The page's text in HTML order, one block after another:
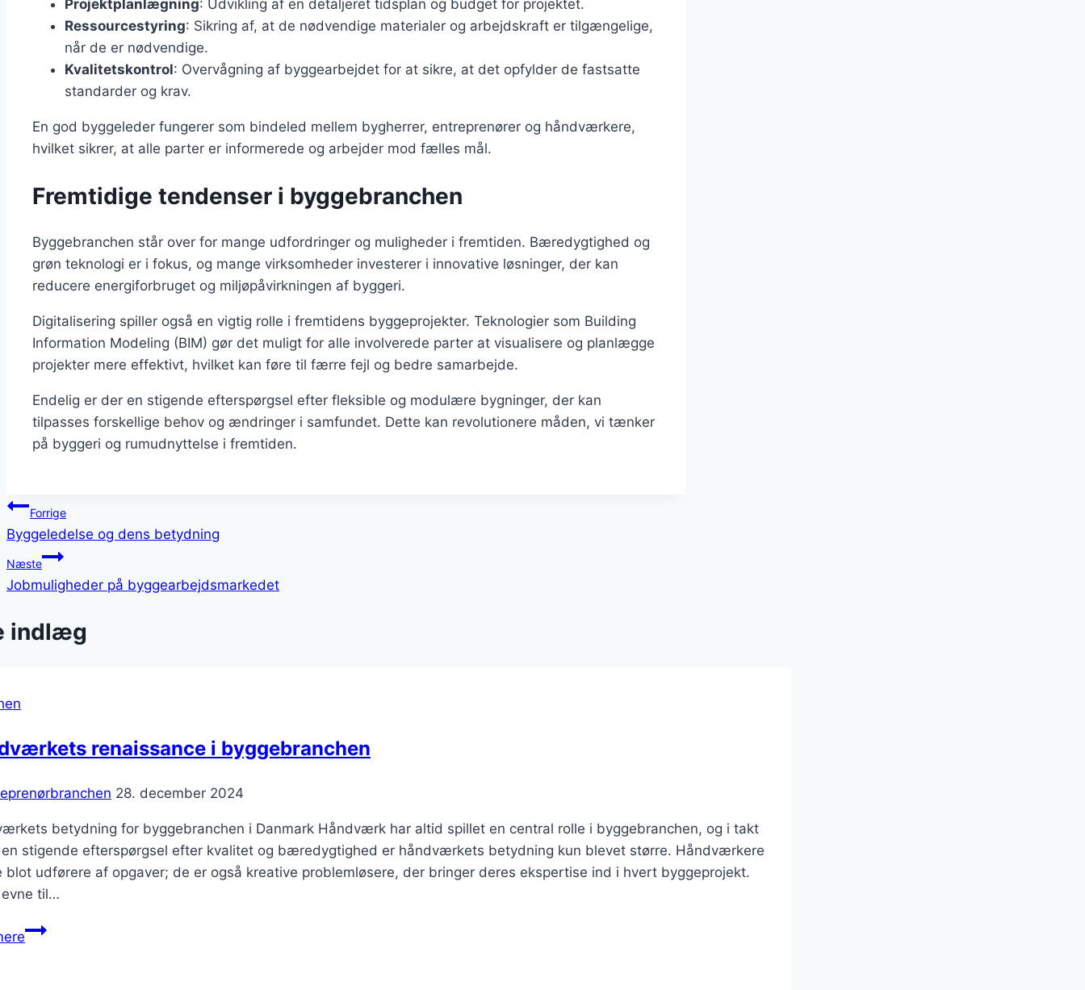
Projektplanlægning: Udvikling af en detaljeret tidsplan og budget for projektet.
Ressourcestyring: Sikring af, at de nødvendige materialer og arbejdskraft er tilgængelige,
når de er nødvendige.
Kvalitetskontrol: Overvågning af byggearbejdet for at sikre, at det opfylder de fastsatte
standarder og krav.
En god byggeleder fungerer som bindeled mellem bygherrer, entreprenører og håndværkere,
hvilket sikrer, at alle parter er informerede og arbejder mod fælles mål.
Fremtidige tendenser i byggebranchen
Byggebranchen står over for mange udfordringer og muligheder i fremtiden. Bæredygtighed og
grøn teknologi er i fokus, og mange virksomheder investerer i innovative løsninger, der kan
reducere energiforbruget og miljøpåvirkningen af byggeri.
Digitalisering spiller også en vigtig rolle i fremtidens byggeprojekter. Teknologier som Building
Information Modeling (BIM) gør det muligt for alle involverede parter at visualisere og planlægge
projekter mere effektivt, hvilket kan føre til færre fejl og bedre samarbejde.
Endelig er der en stigende efterspørgsel efter fleksible og modulære bygninger, der kan
tilpasses forskellige behov og ændringer i samfundet. Dette kan revolutionere måden, vi tænker
på byggeri og rumudnyttelse i fremtiden.
Indlægsnavigation
Forrige
Byggeledelse og dens betydning
Næste
Jobmuligheder på byggearbejdsmarkedet
indlæg
renaissance i byggebranchen
28. december 2024
betydning for byggebranchen i Danmark Håndværk har altid spillet en central rolle i byggebranchen, og i takt
stigende efterspørgsel efter kvalitet og bæredygtighed er håndværkets betydning kun blevet større. Håndværkere
blot udførere af opgaver; de er også kreative problemløsere, der bringer deres ekspertise ind i hvert byggeprojekt.
til…
Håndværkets